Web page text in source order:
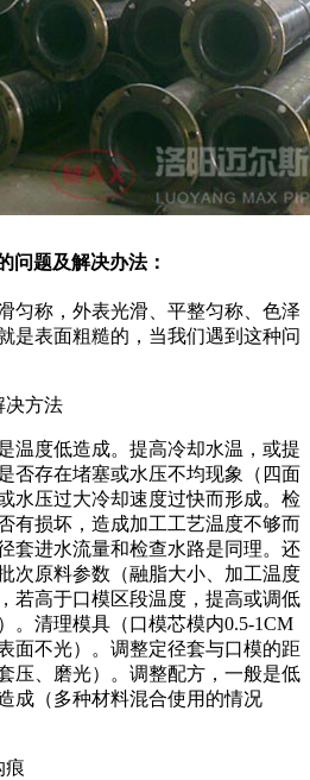
问题及解决办法：
称，外表光滑、平整匀称、色泽
是表面粗糙的，当我们遇到这种问
决方法
度低造成。提高冷却水温，或提
否存在堵塞或水压不均现象（四面
水压过大冷却速度过快而形成。检
有损坏，造成加工工艺温度不够而
套进水流量和检查水路是同理。还
次原料参数（融脂大小、加工温度
若高于口模区段温度，提高或调低
。清理模具（口模芯模内0.5-1CM
面不光）。调整定径套与口模的距
压、磨光）。调整配方，一般是低
成（多种材料混合使用的情况
痕